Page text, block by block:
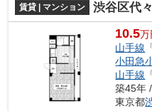
賃貸 | マンション 渋谷区代
10.5万
山手線
小田急
山手線
築45年
東京都